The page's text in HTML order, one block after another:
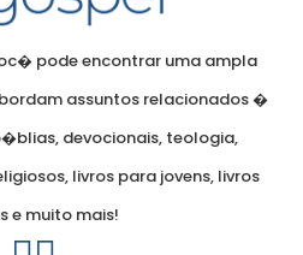
pode encontrar uma ampla
assuntos relacionados �
devocionais, teologia,
livros para jovens, livros
e muito mais!